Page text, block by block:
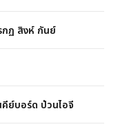
กฏ สิงห์ กันย์
คีย์บอร์ด ป่วนไอจี